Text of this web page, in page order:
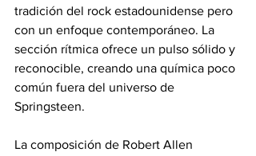
tradición del rock estadounidense pero
con un enfoque contemporáneo. La
sección rítmica ofrece un pulso sólido y
reconocible, creando una química poco
común fuera del universo de
Springsteen.
La composición de Robert Allen